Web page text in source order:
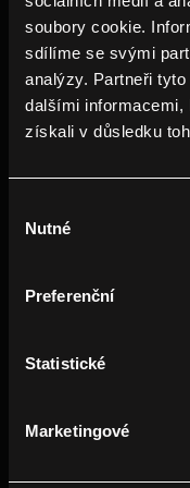
soubory cookie.
sdílíme se svými
analýzy. Partneři
dalšími informacemi,
získali v důsledku
souhlasu
Nutné
Preferenční
Statistické
Marketingové
der Kabelrinne
Wir